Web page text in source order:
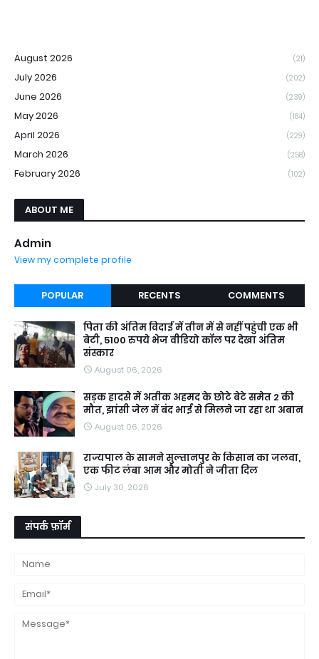
August 2026 (21)
July 2026 (202)
June 2026 (239)
May 2026 (184)
April 2026 (229)
March 2026 (258)
February 2026 (102)
ABOUT ME
Admin
View my complete profile
POPULAR RECENTS COMMENTS
पिता की अंतिम विदाई में तीन में से नहीं पहुंची एक भी
बेटी, 5100 रुपये भेज वीडियो कॉल पर देखा अंतिम
संस्कार
August 06, 2026
सड़क हादसे में अतीक अहमद के छोटे बेटे समेत 2 की
मौत, झांसी जेल में बंद भाई से मिलने जा रहा था अबान
August 06, 2026
राज्यपाल के सामने सुल्तानपुर के किसान का जलवा,
एक फीट लंबा आम और मोती ने जीता दिल
July 30, 2026
संपर्क फ़ॉर्म